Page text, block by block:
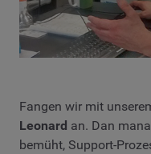
Fangen wir mit
Leonard an. Dan
bemüht, Support-